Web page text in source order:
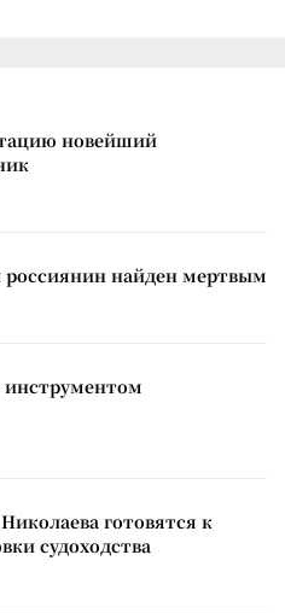
новейший
найден мертвым
инструментом
готовятся к
судоходства